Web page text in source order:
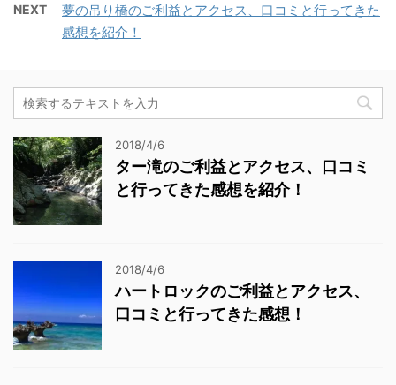
NEXT
夢の吊り橋のご利益とアクセス、口コミと行ってきた
感想を紹介！
2018/4/6
ター滝のご利益とアクセス、口コミ
と行ってきた感想を紹介！
2018/4/6
ハートロックのご利益とアクセス、
口コミと行ってきた感想！